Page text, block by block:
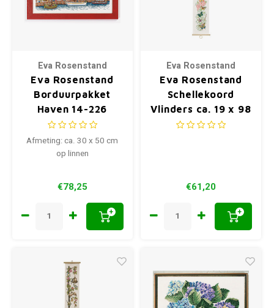
Eva Rosenstand
Eva Rosenstand
Borduurpakket
Haven 14-226
Afmeting: ca. 30 x 50 cm
op linnen
€78,25
+
Eva Rosenstand
Eva Rosenstand
Schellekoord
Vlinders ca. 19 x 98
cm 35-4311
€61,20
+